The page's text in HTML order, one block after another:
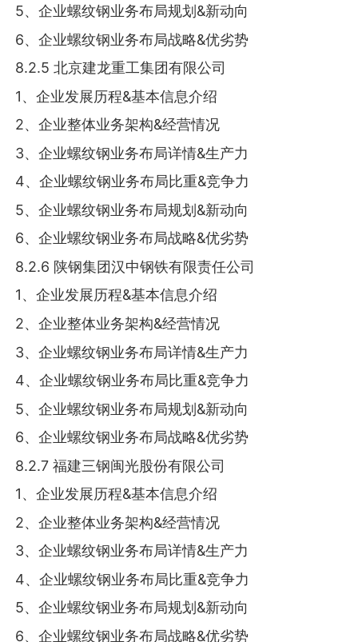
5、企业螺纹钢业务布局规划&新动向
6、企业螺纹钢业务布局战略&优劣势
8.2.5 北京建龙重工集团有限公司
1、企业发展历程&基本信息介绍
2、企业整体业务架构&经营情况
3、企业螺纹钢业务布局详情&生产力
4、企业螺纹钢业务布局比重&竞争力
5、企业螺纹钢业务布局规划&新动向
6、企业螺纹钢业务布局战略&优劣势
8.2.6 陕钢集团汉中钢铁有限责任公司
1、企业发展历程&基本信息介绍
2、企业整体业务架构&经营情况
3、企业螺纹钢业务布局详情&生产力
4、企业螺纹钢业务布局比重&竞争力
5、企业螺纹钢业务布局规划&新动向
6、企业螺纹钢业务布局战略&优劣势
8.2.7 福建三钢闽光股份有限公司
1、企业发展历程&基本信息介绍
2、企业整体业务架构&经营情况
3、企业螺纹钢业务布局详情&生产力
4、企业螺纹钢业务布局比重&竞争力
5、企业螺纹钢业务布局规划&新动向
6、企业螺纹钢业务布局战略&优劣势